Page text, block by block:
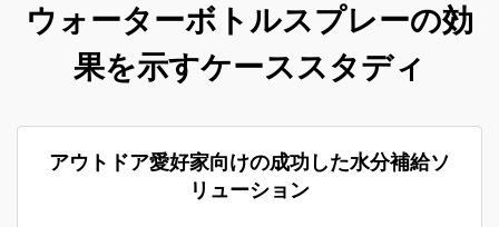
ウォーターボトルスプレーの効
果を示すケーススタディ
アウトドア愛好家向けの成功した水分補給ソ
リューション